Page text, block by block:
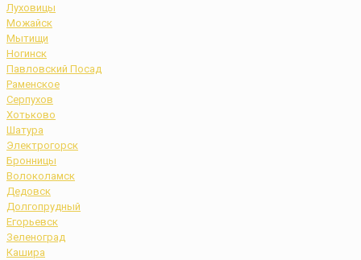
Луховицы
Можайск
Мытищи
Ногинск
Павловский Посад
Раменское
Серпухов
Хотьково
Шатура
Электрогорск
Бронницы
Волоколамск
Дедовск
Долгопрудный
Егорьевск
Зеленоград
Кашира